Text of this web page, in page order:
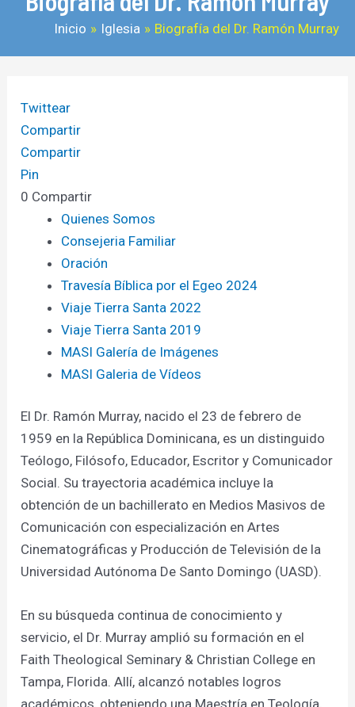
Inicio Iglesia Biografía del Dr. Ramón Murray
Twittear
Compartir
Compartir
Pin
0 Compartir
Quienes Somos
Consejeria Familiar
Oración
Travesía Bíblica por el Egeo 2024
Viaje Tierra Santa 2022
Viaje Tierra Santa 2019
MASI Galería de Imágenes
MASI Galeria de Vídeos
El Dr. Ramón Murray, nacido el 23 de febrero de
1959 en la República Dominicana, es un distinguido
Teólogo, Filósofo, Educador, Escritor y Comunicador
Social. Su trayectoria académica incluye la
obtención de un bachillerato en Medios Masivos de
Comunicación con especialización en Artes
Cinematográficas y Producción de Televisión de la
Universidad Autónoma De Santo Domingo (UASD).
En su búsqueda continua de conocimiento y
servicio, el Dr. Murray amplió su formación en el
Faith Theological Seminary & Christian College en
Tampa, Florida. Allí, alcanzó notables logros